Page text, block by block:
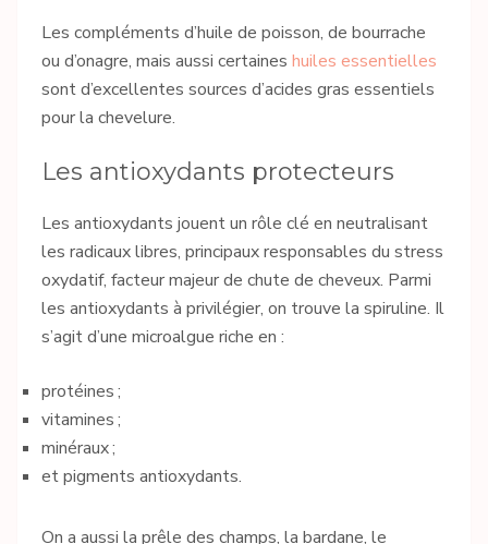
Les compléments d’huile de poisson, de bourrache
ou d’onagre, mais aussi certaines huiles essentielles
sont d’excellentes sources d’acides gras essentiels
pour la chevelure.
Les antioxydants protecteurs
Les antioxydants jouent un rôle clé en neutralisant
les radicaux libres, principaux responsables du stress
oxydatif, facteur majeur de chute de cheveux. Parmi
les antioxydants à privilégier, on trouve la spiruline. Il
s’agit d’une microalgue riche en :
protéines ;
vitamines ;
minéraux ;
et pigments antioxydants.
On a aussi la prêle des champs, la bardane, le